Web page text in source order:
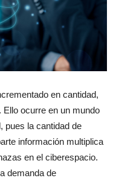
en cantidad,
ocurre en un mundo
pues la cantidad de
información multiplica
en el ciberespacio.
demanda de